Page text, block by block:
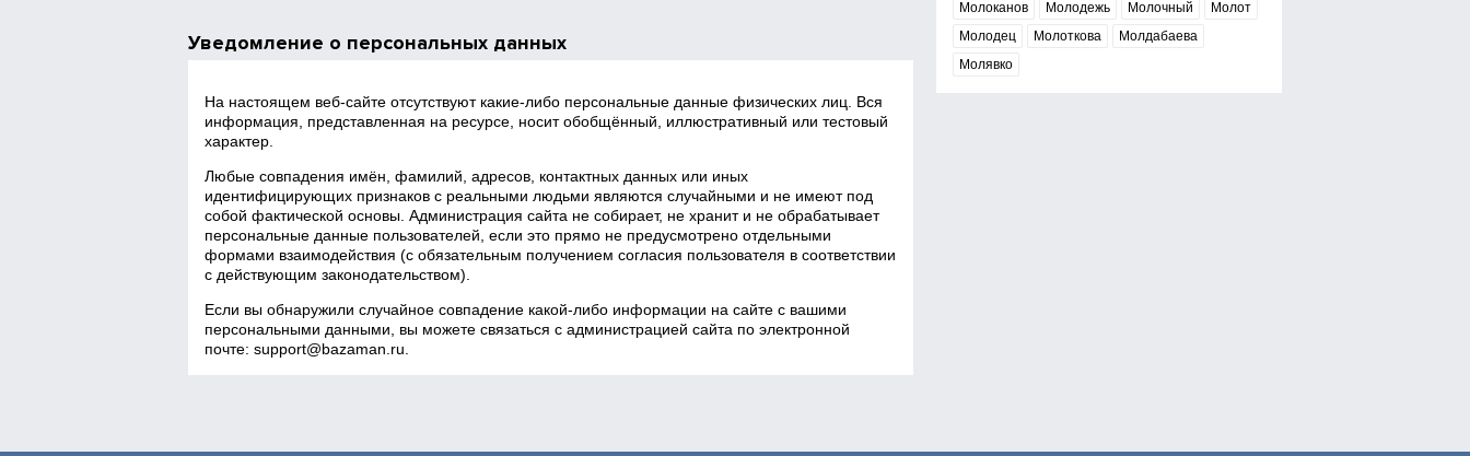
Уведомление о персональных данных
На настоящем веб‑сайте отсутствуют какие‑либо персональные данные физических лиц. Вся
информация, представленная на ресурсе, носит обобщённый, иллюстративный или тестовый
характер.
Любые совпадения имён, фамилий, адресов, контактных данных или иных
идентифицирующих признаков с реальными людьми являются случайными и не имеют под
собой фактической основы. Администрация сайта не собирает, не хранит и не обрабатывает
персональные данные пользователей, если это прямо не предусмотрено отдельными
формами взаимодействия (с обязательным получением согласия пользователя в соответствии
с действующим законодательством).
Если вы обнаружили случайное совпадение какой‑либо информации на сайте с вашими
персональными данными, вы можете связаться с администрацией сайта по электронной
почте:support@bazaman.ru
Молоканов
Молодежь Молочный
Молот
Молодец
Молоткова
Молдабаева
Молявко